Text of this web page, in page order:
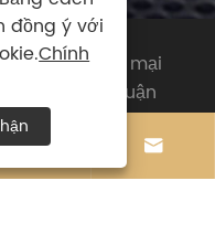
Thương mại
(Phật Sơn Thuận
Chính sách bảo
 
đồng ý với
Chính